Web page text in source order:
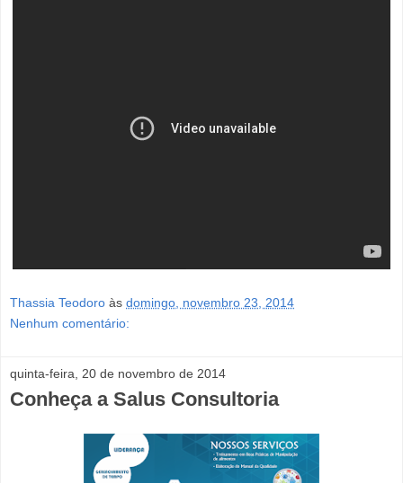
Thassia Teodoro às domingo, novembro 23, 2014
Nenhum comentário:
quinta-feira, 20 de novembro de 2014
Conheça a Salus Consultoria